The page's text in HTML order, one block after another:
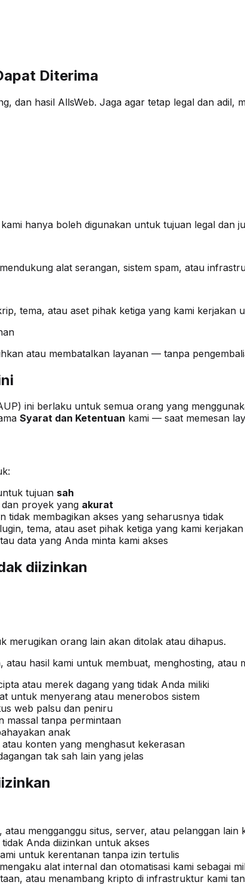
Diterima
dan hasil AllsWeb. Jaga agar tetap legal dan adil,
hanya boleh digunakan untuk tujuan legal dan
alat serangan, sistem spam, atau
tema, atau aset pihak ketiga yang kami kerjakan
atau membatalkan layanan — tanpa
ini berlaku untuk semua orang yang
Syarat dan Ketentuan kami — saat memesan
tujuan sah
proyek yang akurat
tidak membagikan akses yang seharusnya tidak
tema, atau aset pihak ketiga yang kami kerjakan
data yang Anda minta kami akses
diizinkan
merugikan orang lain akan ditolak atau dihapus.
hasil kami untuk membuat, menghosting, atau
atau merek dagang yang tidak Anda miliki
untuk menyerang atau menerobos sistem
web palsu dan peniru
massal tanpa permintaan
anak
konten yang menghasut kekerasan
tak sah lain yang jelas
mengganggu situs, server, atau pelanggan lain
Anda diizinkan untuk akses
untuk kerentanan tanpa izin tertulis
alat internal dan otomatisasi kami sebagai
atau menambang kripto di infrastruktur kami